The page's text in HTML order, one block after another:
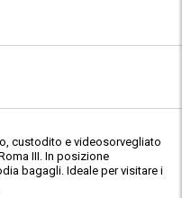
custodito e videosorvegliato
III. In posizione
bagagli. Ideale per visitare i